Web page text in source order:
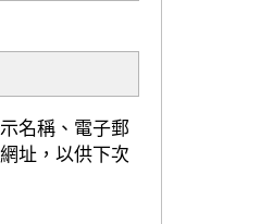
名稱、電子郵
址，以供下次